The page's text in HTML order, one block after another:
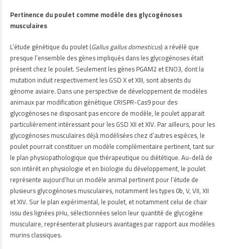
Pertinence du poulet comme modèle des glycogénoses
musculaires
L’étude génétique du poulet (Gallus gallus domesticus) a révélé que
presque l’ensemble des gènes impliqués dans les glycogénoses était
présent chez le poulet. Seulement les gènes PGAM2 et ENO3, dont la
mutation induit respectivement les GSD X et XIII, sont absents du
génome aviaire. Dans une perspective de développement de modèles
animaux par modification génétique CRISPR-Cas9 pour des
glycogénoses ne disposant pas encore de modèle, le poulet apparait
particulièrement intéressant pour les GSD XII et XIV. Par ailleurs, pour les
glycogénoses musculaires déjà modélisées chez d’autres espèces, le
poulet pourrait constituer un modèle complémentaire pertinent, tant sur
le plan physiopathologique que thérapeutique ou diététique. Au-delà de
son intérêt en physiologie et en biologie du développement, le poulet
représente aujourd’hui un modèle animal pertinent pour l’étude de
plusieurs glycogénoses musculaires, notamment les types 0b, V, VII, XII
et XIV. Sur le plan expérimental, le poulet, et notamment celui de chair
issu des lignées pHu, sélectionnées selon leur quantité de glycogène
musculaire, représenterait plusieurs avantages par rapport aux modèles
murins classiques.